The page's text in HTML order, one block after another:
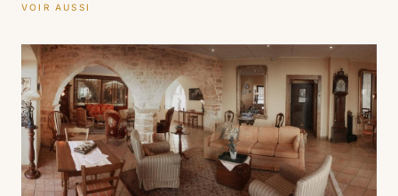
VOIR AUSSI